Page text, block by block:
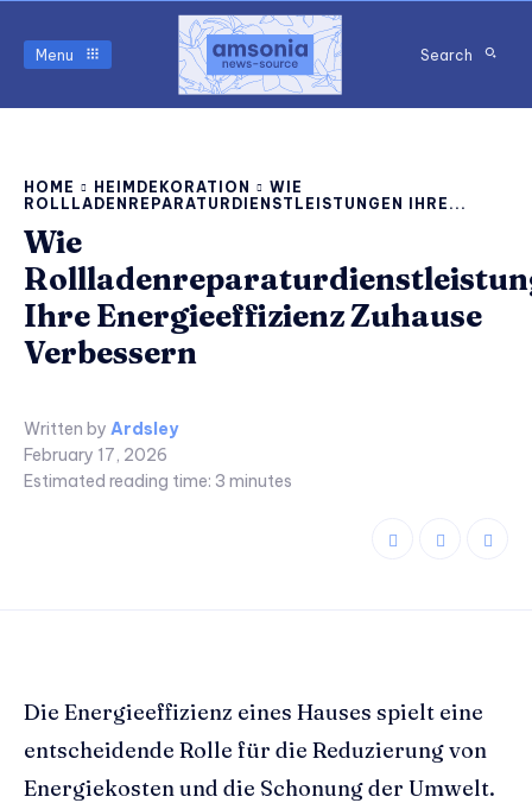
Menu Search
HOME HEIMDEKORATION
WIE
ROLLLADENREPARATURDIENSTLEISTUNGEN IHRE...
Wie
Ihre Energieeffizienz Zuhause
Verbessern
Written by Ardsley
February 17, 2026
Estimated reading time: 3 minutes
Die Energieeffizienz eines Hauses spielt eine
entscheidende Rolle für die Reduzierung von
Energiekosten und die Schonung der Umwelt.